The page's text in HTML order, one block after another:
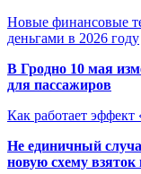
Новые финансовые
деньгами в 2026 году
В Гродно 10 мая
для пассажиров
Как работает эффект
Не единичный
новую схему